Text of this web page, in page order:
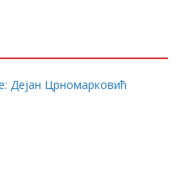
Дејан Црномарковић